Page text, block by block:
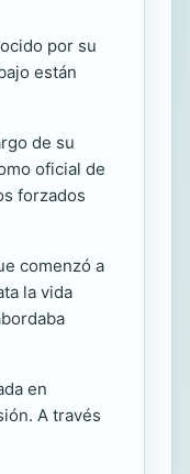
por su
están
de su
oficial de
forzados
comenzó a
la vida
en
A través